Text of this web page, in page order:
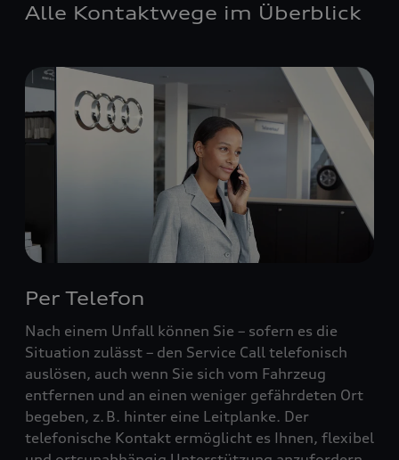
Alle Kontaktwege im Überblick
Per Telefon
Nach einem Unfall können Sie – sofern es die
Situation zulässt – den Service Call telefonisch
auslösen, auch wenn Sie sich vom Fahrzeug
entfernen und an einen weniger gefährdeten Ort
begeben, z. B. hinter eine Leitplanke. Der
telefonische Kontakt ermöglicht es Ihnen, flexibel